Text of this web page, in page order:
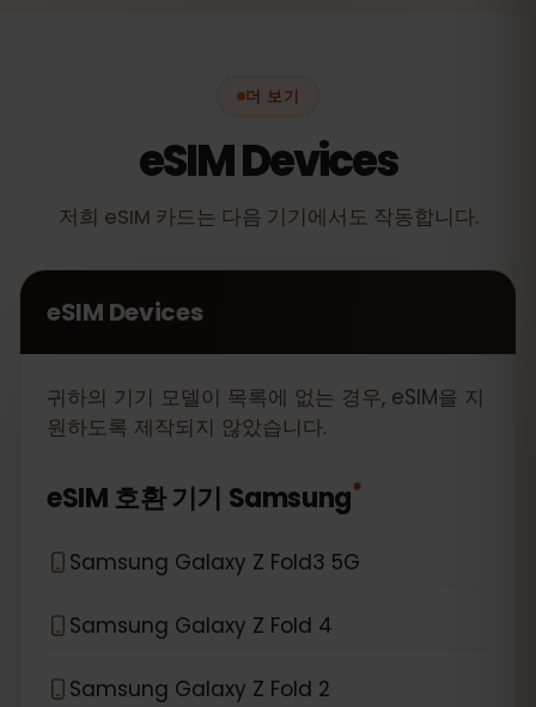
더 보기
eSIM Devices
저희 eSIM 카드는 다음 기기에서도 작동합니다.
eSIM Devices
귀하의 기기 모델이 목록에 없는 경우, eSIM을 지
원하도록 제작되지 않았습니다.
eSIM 호환 기기 Samsung*
Samsung Galaxy Z Fold3 5G
Samsung Galaxy Z Fold 4
Samsung Galaxy Z Fold 2